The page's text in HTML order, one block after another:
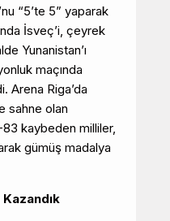
“5’te 5” yaparak
İsveç’i, çeyrek
Yunanistan’ı
maçında
Arena Riga’da
sahne olan
83 kaybeden milliler,
gümüş madalya